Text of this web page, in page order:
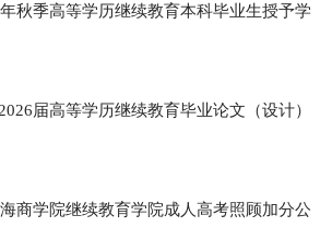
年秋季高等学历继续教育本科毕业生授予学
届高等学历继续教育毕业论文（设计）
海商学院继续教育学院成人高考照顾加分公